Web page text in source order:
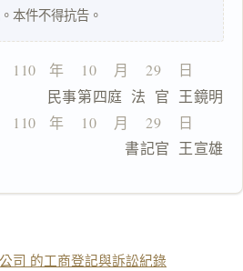
本件不得抗告。
110   年    10    月    29    日
民事第四庭  法  官  王鏡明
110   年    10    月    29    日
書記官  王宣雄
司 的工商登記與訴訟紀錄
複
文